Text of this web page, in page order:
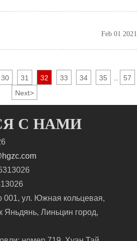
Feb 01 2021
30 31 32 33 34 35
57
Next>
С НАМИ
001, ул. Южная кольцевая,
Линьцин город,